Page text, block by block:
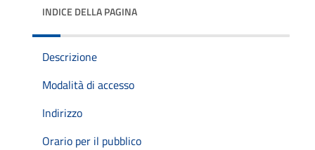
INDICE DELLA PAGINA
Descrizione
Modalità di accesso
Indirizzo
Orario per il pubblico